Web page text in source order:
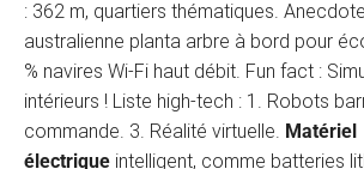
: 362 m, quartiers thématiques.
australienne planta arbre à bord pour
% navires Wi-Fi haut débit. Fun fact :
intérieurs ! Liste high-tech : 1. Robots
commande. 3. Réalité virtuelle. Matériel
électrique intelligent, comme batteries